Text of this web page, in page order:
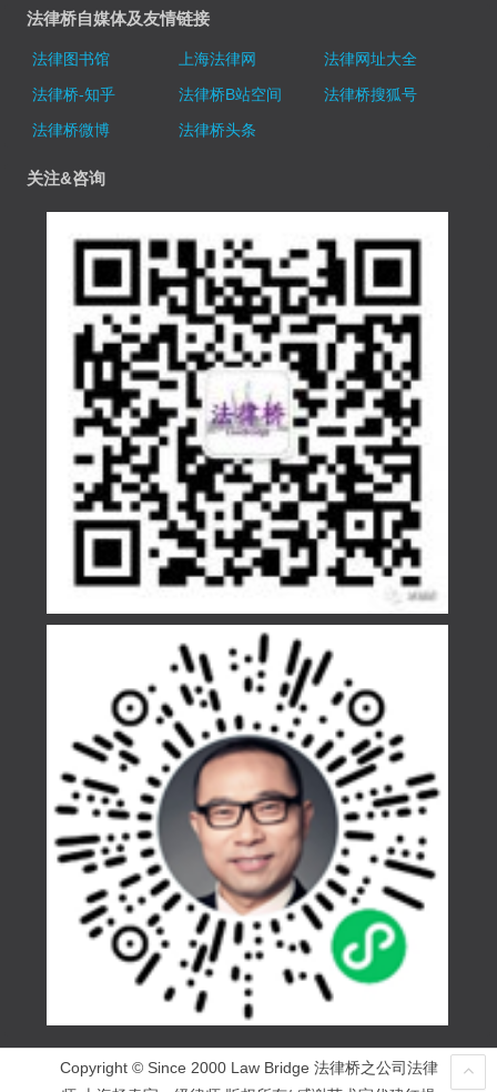
法律桥自媒体及友情链接
法律图书馆 上海法律网
法律网址大全
法律桥-知乎
法律桥B站空间
法律桥搜狐号
法律桥微博
法律桥头条
关注&咨询
Copyright © Since 2000 Law Bridge 法律桥之公司法律